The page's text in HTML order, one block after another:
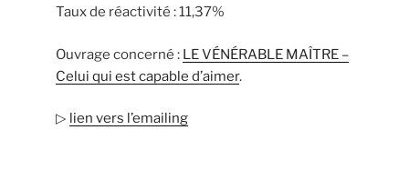
Taux de réactivité : 11,37%
Ouvrage concerné : LE VÉNÉRABLE MAÎTRE –
Celui qui est capable d’aimer.
▷ lien vers l’emailing